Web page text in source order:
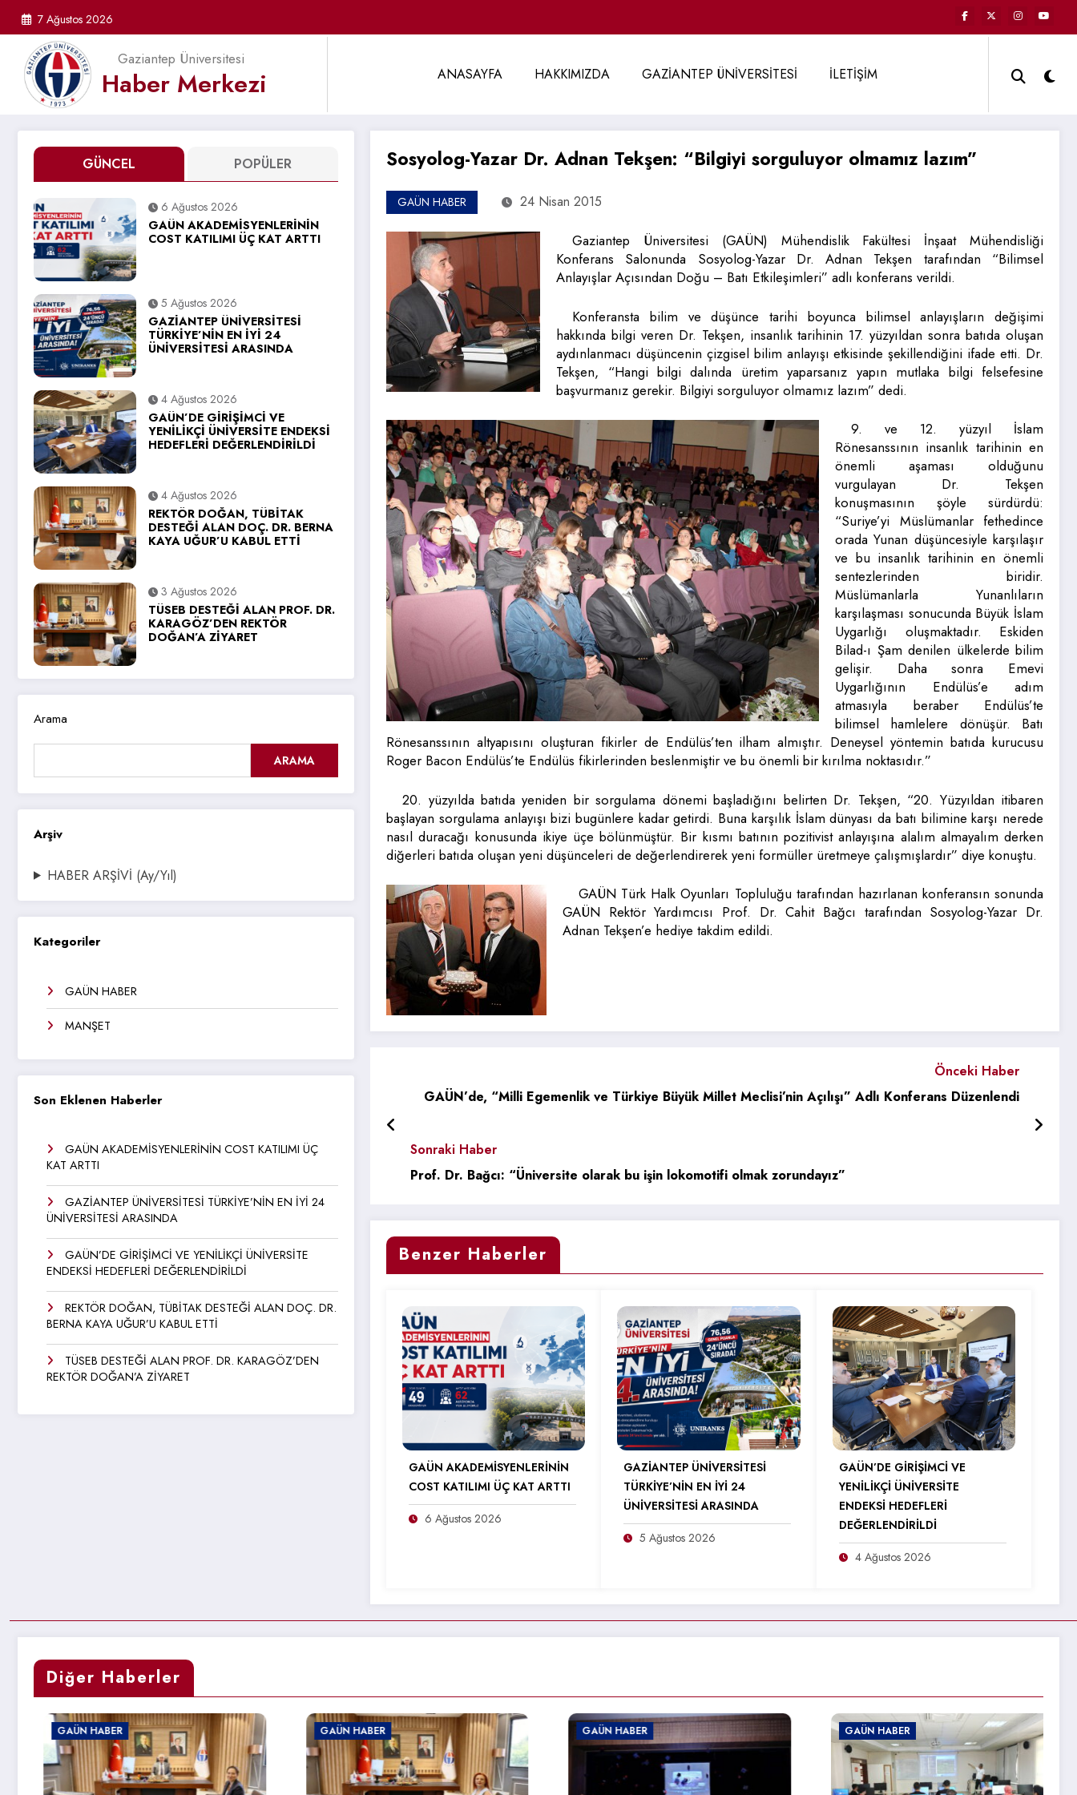
7 Ağustos 2026
Gaziantep Üniversitesi
Haber Merkezi ANASAYFA HAKKIMIZDA GAZİANTEP ÜNİVERSİTESİ İLETİŞİM
GÜNCEL POPÜLER
6 Ağustos 2026
GAÜN AKADEMİSYENLERİNİN
COST KATILIMI ÜÇ KAT ARTTI
5 Ağustos 2026
GAZİANTEP ÜNİVERSİTESİ
TÜRKİYE’NİN EN İYİ 24
ÜNİVERSİTESİ ARASINDA
4 Ağustos 2026
GAÜN’DE GİRİŞİMCİ VE
YENİLİKÇİ ÜNİVERSİTE ENDEKSİ
HEDEFLERİ DEĞERLENDİRİLDİ
4 Ağustos 2026
REKTÖR DOĞAN, TÜBİTAK
DESTEĞİ ALAN DOÇ. DR. BERNA
KAYA UĞUR’U KABUL ETTİ
3 Ağustos 2026
TÜSEB DESTEĞİ ALAN PROF. DR.
KARAGÖZ’DEN REKTÖR
DOĞAN’A ZİYARET
Arama
ARAMA
Arşiv
HABER ARŞİVİ (Ay/Yıl)
Kategoriler
GAÜN HABER
MANŞET
Son Eklenen Haberler
GAÜN AKADEMİSYENLERİNİN COST KATILIMI ÜÇ
KAT ARTTI
GAZİANTEP ÜNİVERSİTESİ TÜRKİYE’NİN EN İYİ 24
ÜNİVERSİTESİ ARASINDA
GAÜN’DE GİRİŞİMCİ VE YENİLİKÇİ ÜNİVERSİTE
ENDEKSİ HEDEFLERİ DEĞERLENDİRİLDİ
REKTÖR DOĞAN, TÜBİTAK DESTEĞİ ALAN DOÇ. DR.
BERNA KAYA UĞUR’U KABUL ETTİ
TÜSEB DESTEĞİ ALAN PROF. DR. KARAGÖZ’DEN
REKTÖR DOĞAN’A ZİYARET
Sosyolog-Yazar Dr. Adnan Tekşen: “Bilgiyi sorguluyor olmamız lazım”
GAÜN HABER 24 Nisan 2015
Gaziantep Üniversitesi (GAÜN) Mühendislik Fakültesi İnşaat Mühendisliği
Konferans Salonunda Sosyolog-Yazar Dr. Adnan Tekşen tarafından “Bilimsel
Anlayışlar Açısından Doğu – Batı Etkileşimleri” adlı konferans verildi.
Konferansta bilim ve düşünce tarihi boyunca bilimsel anlayışların değişimi
hakkında bilgi veren Dr. Tekşen, insanlık tarihinin 17. yüzyıldan sonra batıda oluşan
aydınlanmacı düşüncenin çizgisel bilim anlayışı etkisinde şekillendiğini ifade etti. Dr.
Tekşen, “Hangi bilgi dalında üretim yaparsanız yapın mutlaka bilgi felsefesine
başvurmanız gerekir. Bilgiyi sorguluyor olmamız lazım” dedi.
9. ve 12. yüzyıl İslam
Rönesanssının insanlık tarihinin en
önemli aşaması olduğunu
vurgulayan Dr. Tekşen
konuşmasının şöyle sürdürdü:
“Suriye’yi Müslümanlar fethedince
orada Yunan düşüncesiyle karşılaşır
ve bu insanlık tarihinin en önemli
sentezlerinden biridir.
Müslümanlarla Yunanlıların
karşılaşması sonucunda Büyük İslam
Uygarlığı oluşmaktadır. Eskiden
Bilad-ı Şam denilen ülkelerde bilim
gelişir. Daha sonra Emevi
Uygarlığının Endülüs’e adım
atmasıyla beraber Endülüs’te
bilimsel hamlelere dönüşür. Batı
Rönesanssının altyapısını oluşturan fikirler de Endülüs’ten ilham almıştır. Deneysel yöntemin batıda kurucusu
Roger Bacon Endülüs’te Endülüs fikirlerinden beslenmiştir ve bu önemli bir kırılma noktasıdır.”
20. yüzyılda batıda yeniden bir sorgulama dönemi başladığını belirten Dr. Tekşen, “20. Yüzyıldan itibaren
başlayan sorgulama anlayışı bizi bugünlere kadar getirdi. Buna karşılık İslam dünyası da batı bilimine karşı nerede
nasıl duracağı konusunda ikiye üçe bölünmüştür. Bir kısmı batının pozitivist anlayışına alalım almayalım derken
diğerleri batıda oluşan yeni düşünceleri de değerlendirerek yeni formüller üretmeye çalışmışlardır” diye konuştu.
GAÜN Türk Halk Oyunları Topluluğu tarafından hazırlanan konferansın sonunda
GAÜN Rektör Yardımcısı Prof. Dr. Cahit Bağcı tarafından Sosyolog-Yazar Dr.
Adnan Tekşen’e hediye takdim edildi.
Önceki Haber
GAÜN’de, “Milli Egemenlik ve Türkiye Büyük Millet Meclisi’nin Açılışı” Adlı Konferans Düzenlendi
Sonraki Haber
Prof. Dr. Bağcı: “Üniversite olarak bu işin lokomotifi olmak zorundayız”
Benzer Haberler
GAÜN AKADEMİSYENLERİNİN
COST KATILIMI ÜÇ KAT ARTTI
6 Ağustos 2026
GAZİANTEP ÜNİVERSİTESİ
TÜRKİYE’NİN EN İYİ 24
ÜNİVERSİTESİ ARASINDA
5 Ağustos 2026
GAÜN’DE GİRİŞİMCİ VE
YENİLİKÇİ ÜNİVERSİTE
ENDEKSİ HEDEFLERİ
DEĞERLENDİRİLDİ
4 Ağustos 2026
Diğer Haberler
GAÜN HABER GAÜN HABER GAÜN HABER GAÜN HABER